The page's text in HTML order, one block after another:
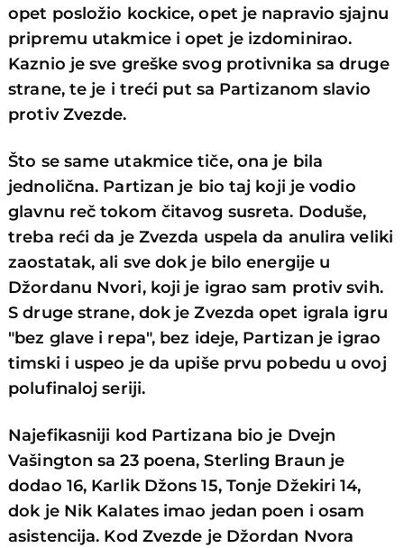
opet posložio kockice, opet je napravio sjajnu
pripremu utakmice i opet je izdominirao.
Kaznio je sve greške svog protivnika sa druge
strane, te je i treći put sa Partizanom slavio
protiv Zvezde.
Što se same utakmice tiče, ona je bila
jednolična. Partizan je bio taj koji je vodio
glavnu reč tokom čitavog susreta. Doduše,
treba reći da je Zvezda uspela da anulira veliki
zaostatak, ali sve dok je bilo energije u
Džordanu Nvori, koji je igrao sam protiv svih.
S druge strane, dok je Zvezda opet igrala igru
"bez glave i repa", bez ideje, Partizan je igrao
timski i uspeo je da upiše prvu pobedu u ovoj
polufinaloj seriji.
Najefikasniji kod Partizana bio je Dvejn
Vašington sa 23 poena, Sterling Braun je
dodao 16, Karlik Džons 15, Tonje Džekiri 14,
dok je Nik Kalates imao jedan poen i osam
asistencija. Kod Zvezde je Džordan Nvora